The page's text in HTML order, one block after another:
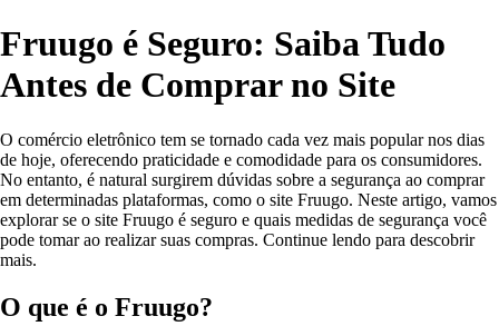
Fruugo é Seguro: Saiba Tudo
Antes de Comprar no Site
O comércio eletrônico tem se tornado cada vez mais popular nos dias
de hoje, oferecendo praticidade e comodidade para os consumidores.
No entanto, é natural surgirem dúvidas sobre a segurança ao comprar
em determinadas plataformas, como o site Fruugo. Neste artigo, vamos
explorar se o site Fruugo é seguro e quais medidas de segurança você
pode tomar ao realizar suas compras. Continue lendo para descobrir
mais.
O que é o Fruugo?